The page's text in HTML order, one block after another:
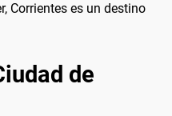
Corrientes es un destino
de